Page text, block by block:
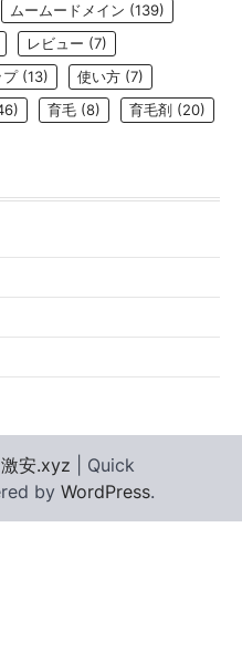
ムームードメイン (139)
レビュー (7)
プ(13) 使い方 (7)
育毛 (8) 育毛剤 (20)
安.xyz | Quick
by WordPress.